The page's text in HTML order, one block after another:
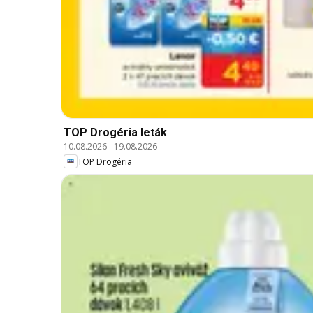
TOP Drogéria leták
10.08.2026- 19.08.2026
TOP Drogéria